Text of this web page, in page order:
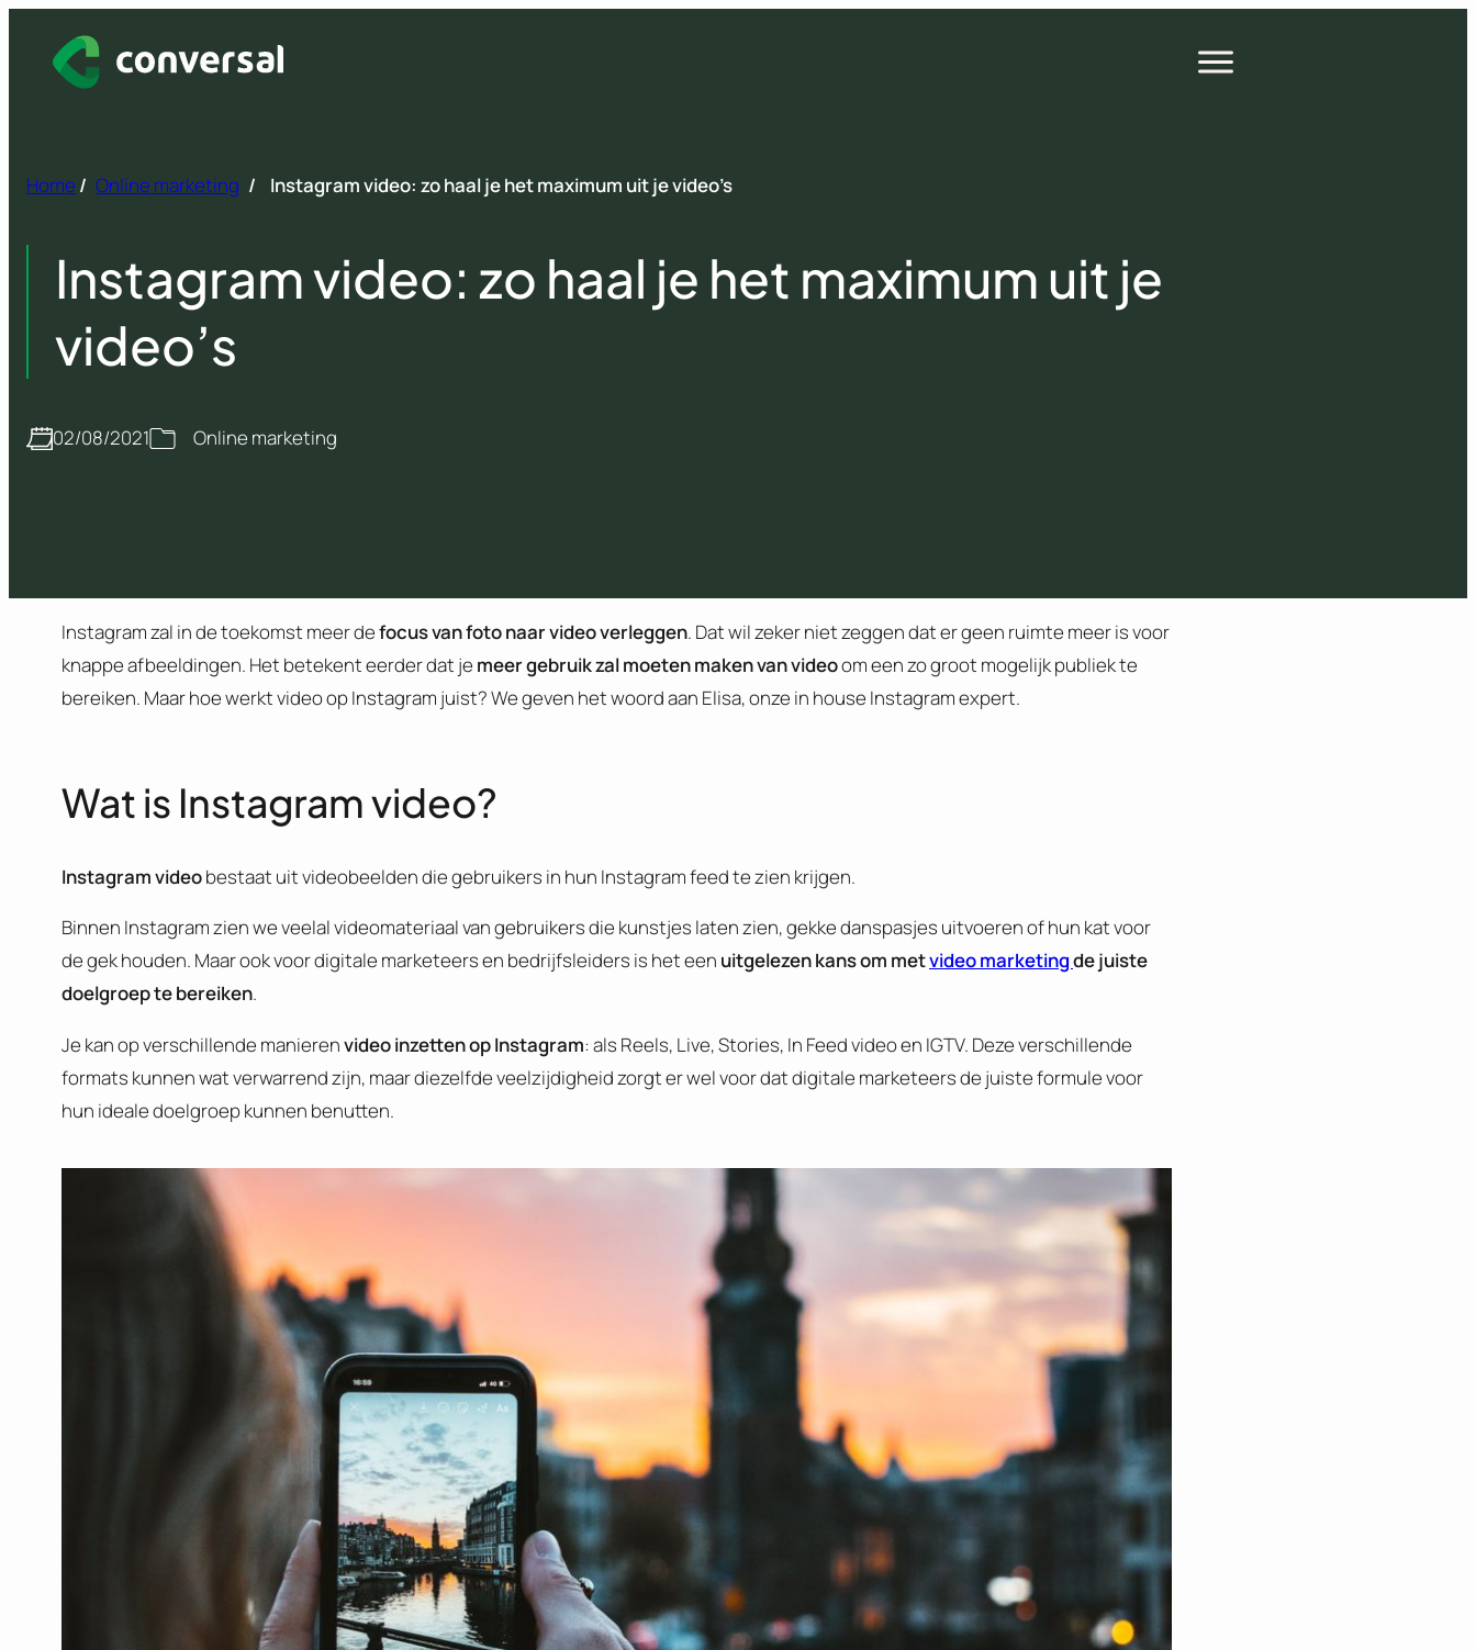
Open
Home / Online marketing / Instagram video: zo haal je het maximum uit je video’s
Instagram video: zo haal je het maximum uit je
video’s
02/08/2021 Online marketing
Instagram zal in de toekomst meer defocus van foto naar video verleggen. Dat wil zeker niet zeggen dat er geen ruimte meer is voor
knappe afbeeldingen. Het betekent eerder dat je meer gebruik zal moeten maken van videoom een zo groot mogelijk publiek te
bereiken. Maar hoe werkt video op Instagram juist? We geven het woord aan Elisa, onze in house Instagram expert.
Wat is Instagram video?
Instagram videobestaat uit videobeelden die gebruikers in hun Instagram feed te zien krijgen.
Binnen Instagram zien we veelal videomateriaal van gebruikers die kunstjes laten zien, gekke danspasjes uitvoeren of hun kat voor
de gek houden. Maar ook voor digitale marketeers en bedrijfsleiders is het een uitgelezen kans om metvideo marketingde juiste
doelgroep te bereiken.
Je kan op verschillende manierenvideo inzetten op Instagram: als Reels, Live, Stories, In Feed video en IGTV. Deze verschillende
formats kunnen wat verwarrend zijn, maar diezelfde veelzijdigheid zorgt er wel voor dat digitale marketeers de juiste formule voor
hun ideale doelgroep kunnen benutten.